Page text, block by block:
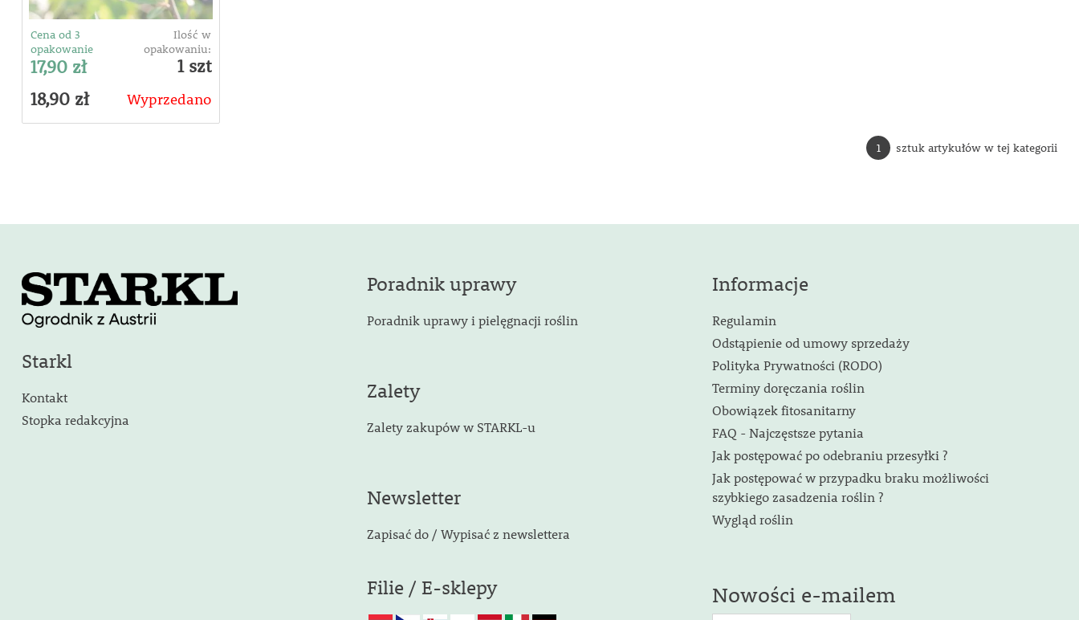
Cena od 3
opakowanie
17,90 zł
Ilość w
opakowaniu:
1 szt
18,90 zł
Wyprzedano
1 sztuk artykułów w tej kategorii
Starkl
Kontakt
Stopka redakcyjna
Poradnik uprawy
Poradnik uprawy i pielęgnacji roślin
Zalety
Zalety zakupów w STARKL-u
Newsletter
Zapisać do / Wypisać z newslettera
Filie / E-sklepy
Informacje
Regulamin
Odstąpienie od umowy sprzedaży
Polityka Prywatności (RODO)
Terminy doręczania roślin
Obowiązek fitosanitarny
FAQ - Najczęstsze pytania
Jak postępować po odebraniu przesyłki ?
Jak postępować w przypadku braku możliwości
szybkiego zasadzenia roślin ?
Wygląd roślin
Nowości e-mailem